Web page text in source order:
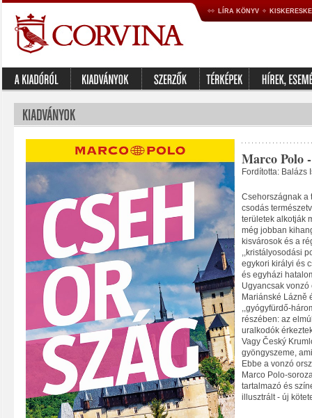
LÍRA KÖNYV
Marco Polo
Fordította: Balázs
Csehországnak a
csodás
területek alkotják
még jobban
kisvárosok és a
,,kristályosodási
egykori királyi és
és egyházi
Ugyancsak vonzó
Mariánské Lázně
,,gyógyfürdő-
részében: az
uralkodók
Vagy Český
gyöngyszeme,
Ebbe a vonzó
Marco Polo-
tartalmazó és
illusztrált - új